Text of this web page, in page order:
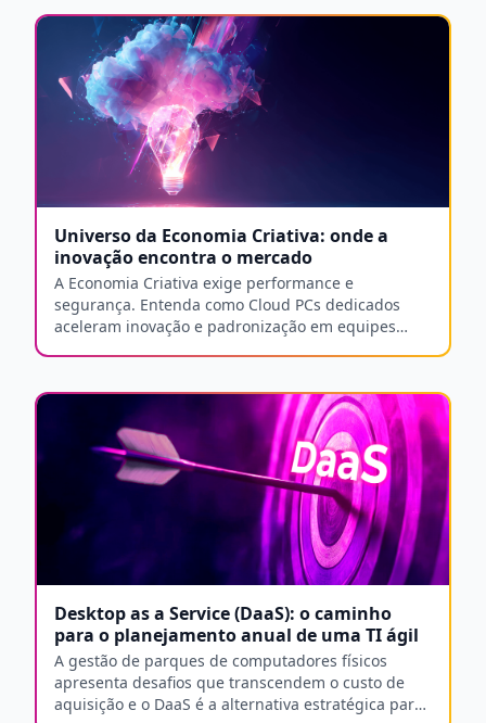
Universo da Economia Criativa: onde a
inovação encontra o mercado
A Economia Criativa exige performance e
segurança. Entenda como Cloud PCs dedicados
aceleram inovação e padronização em equipes
Desktop as a Service (DaaS): o caminho
para o planejamento anual de uma TI ágil
A gestão de parques de computadores físicos
apresenta desafios que transcendem o custo de
aquisição e o DaaS é a alternativa estratégica para